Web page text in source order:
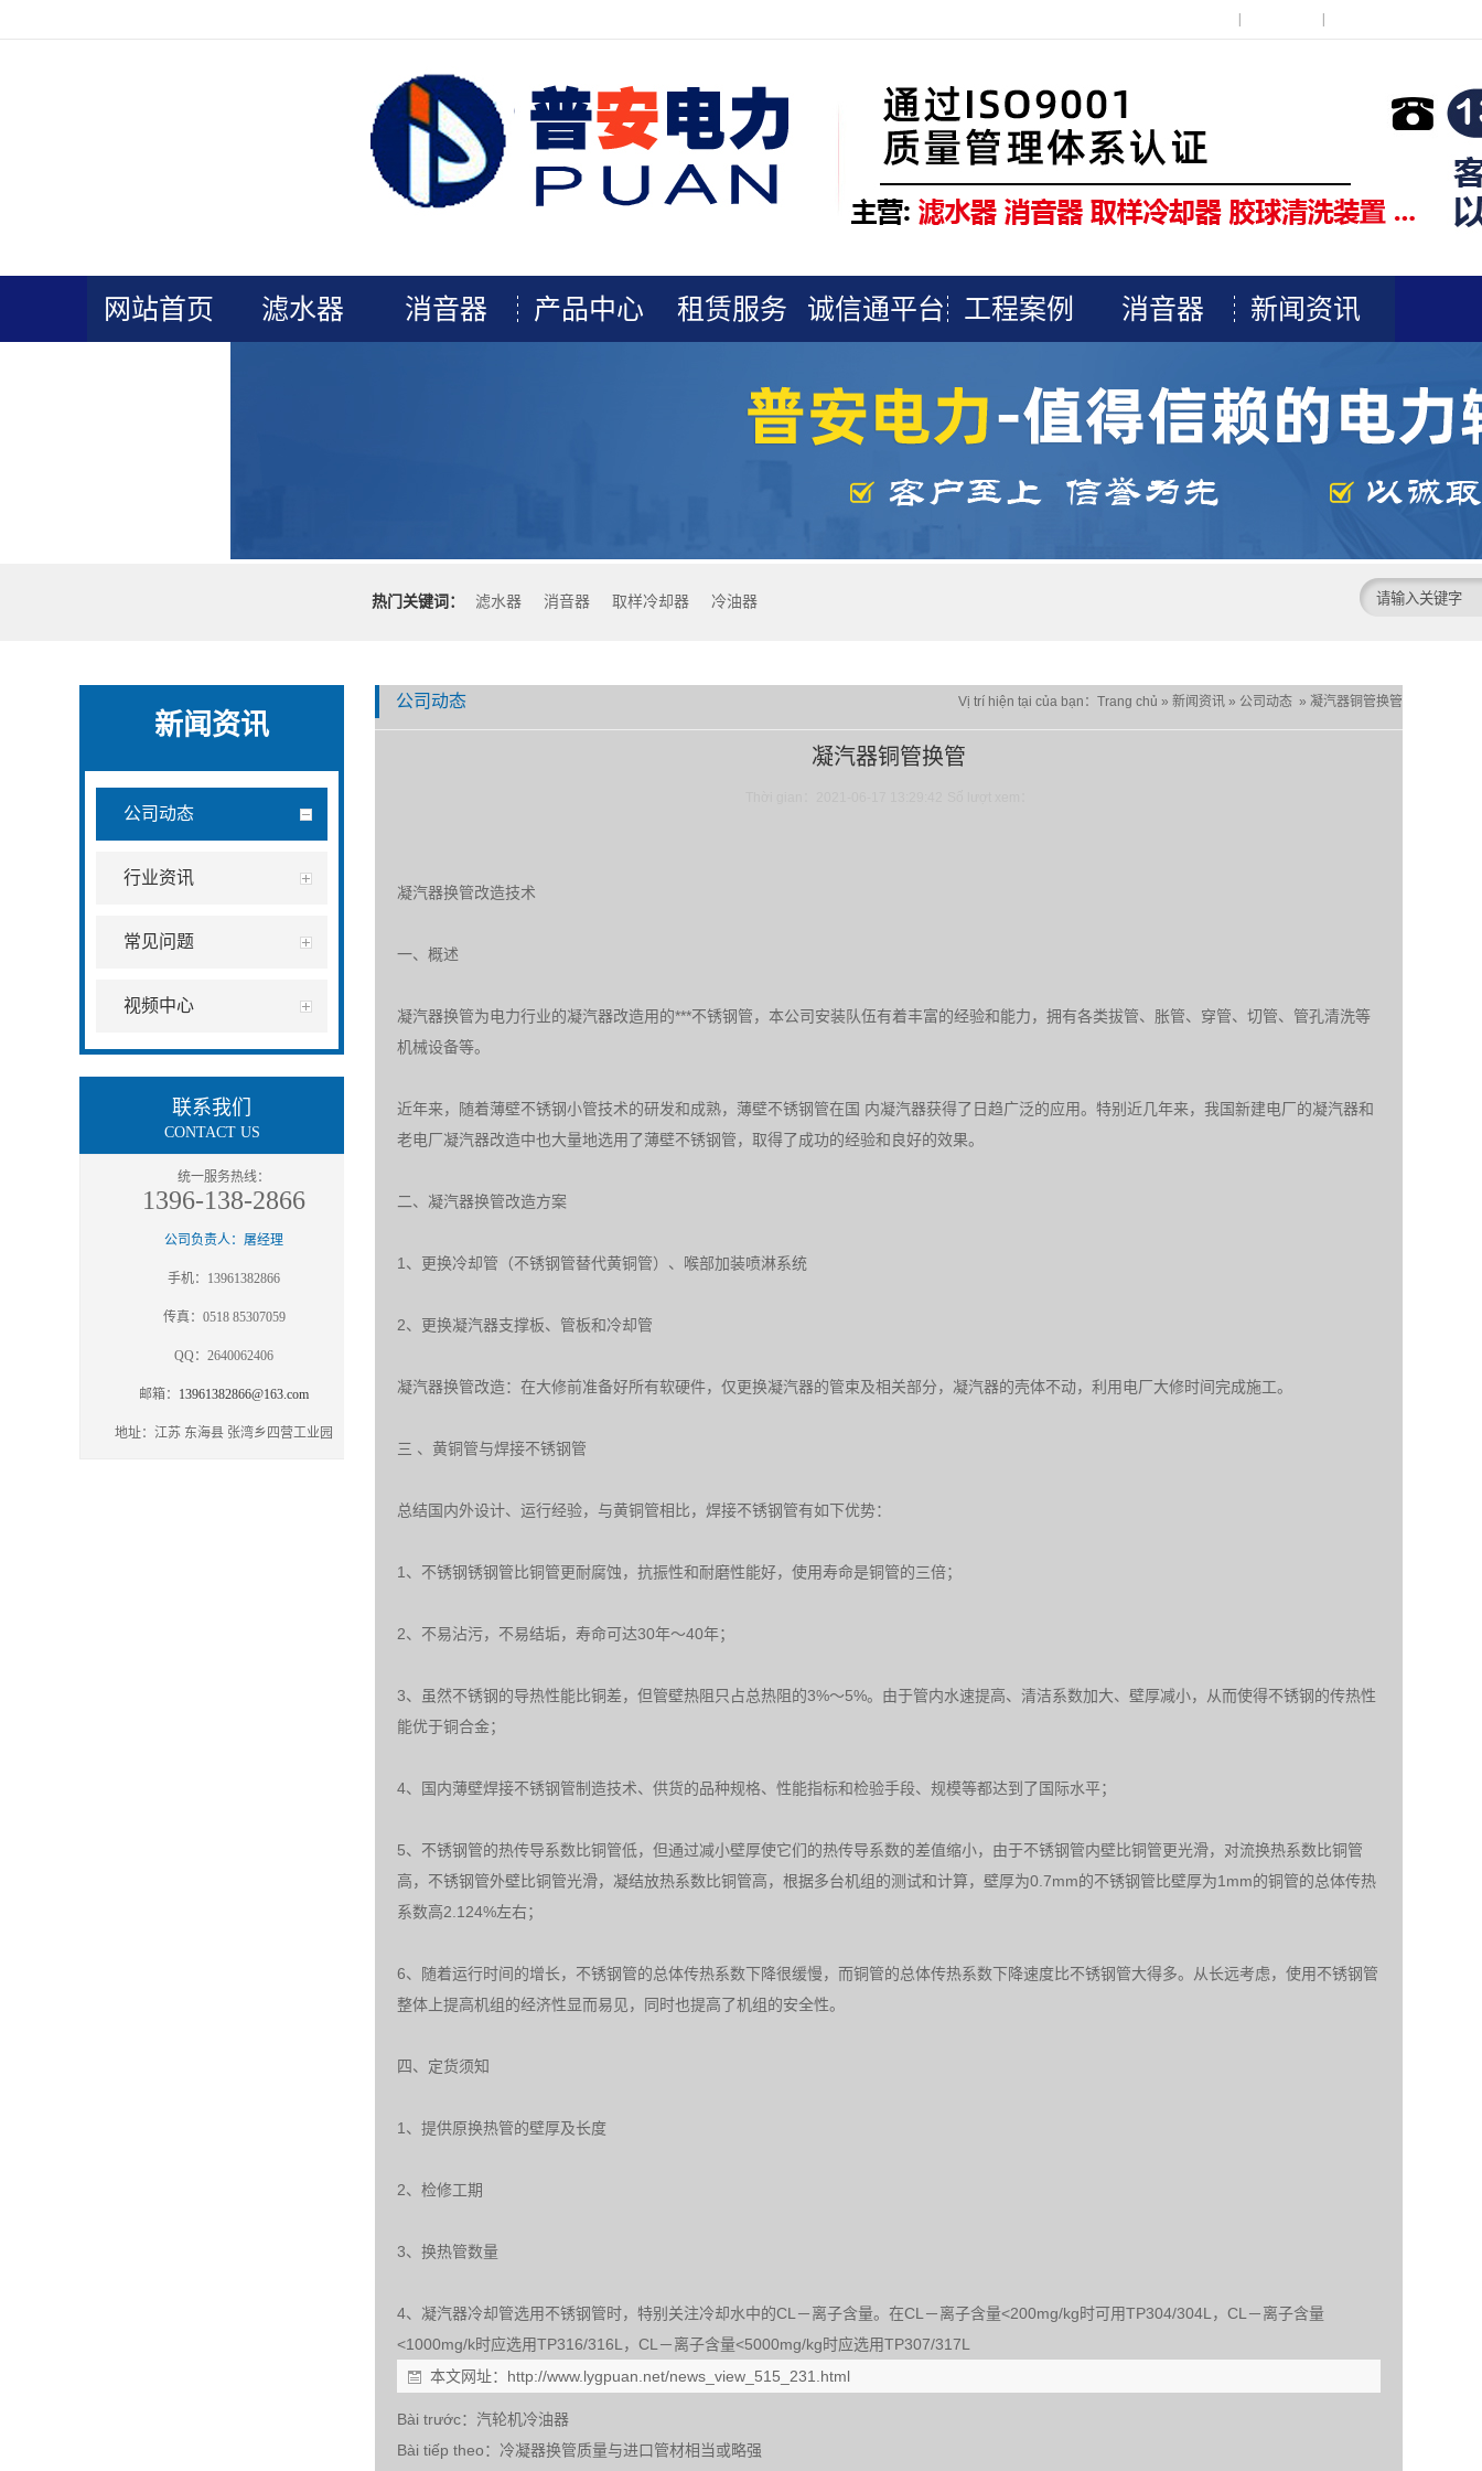
网站首页 滤水器 消音器 产品中心 租赁服务 诚信通平台 工程案例 消音器 新闻资讯
热门关键词： 滤水器 消音器 取样冷却器 冷油器
新闻资讯
公司动态
行业资讯
常见问题
视频中心
联系我们
CONTACT US
统一服务热线：
1396-138-2866
公司负责人：屠经理
手机：13961382866
传真：0518 85307059
QQ：2640062406
邮箱： 13961382866@163.com
地址：江苏 东海县 张湾乡四营工业园
公司动态 Vị trí hiện tại của bạn： Trang chủ » 新闻资讯 » 公司动态 » 凝汽器铜管换管
凝汽器铜管换管
凝汽器换管改造技术
一、概述
凝汽器换管为电力行业的凝汽器改造用的***不锈钢管，本公司安装队伍有着丰富的经验和能力，拥有各类拔管、胀管、穿管、切管、管孔清洗等
机械设备等。
近年来，随着薄壁不锈钢小管技术的研发和成熟，薄壁不锈钢管在国 内凝汽器获得了日趋广泛的应用。特别近几年来，我国新建电厂的凝汽器和
老电厂凝汽器改造中也大量地选用了薄壁不锈钢管，取得了成功的经验和良好的效果。
二、凝汽器换管改造方案
1、更换冷却管（不锈钢管替代黄铜管）、喉部加装喷淋系统
2、更换凝汽器支撑板、管板和冷却管
凝汽器换管改造：在大修前准备好所有软硬件，仅更换凝汽器的管束及相关部分，凝汽器的壳体不动，利用电厂大修时间完成施工。
三 、黄铜管与焊接不锈钢管
总结国内外设计、运行经验，与黄铜管相比，焊接不锈钢管有如下优势：
1、不锈钢锈钢管比铜管更耐腐蚀，抗振性和耐磨性能好，使用寿命是铜管的三倍；
2、不易沾污，不易结垢，寿命可达30年～40年；
3、虽然不锈钢的导热性能比铜差，但管壁热阻只占总热阻的3%～5%。由于管内水速提高、清洁系数加大、壁厚减小，从而使得不锈钢的传热性
能优于铜合金；
4、国内薄壁焊接不锈钢管制造技术、供货的品种规格、性能指标和检验手段、规模等都达到了国际水平；
5、不锈钢管的热传导系数比铜管低，但通过减小壁厚使它们的热传导系数的差值缩小，由于不锈钢管内壁比铜管更光滑，对流换热系数比铜管
高，不锈钢管外壁比铜管光滑，凝结放热系数比铜管高，根据多台机组的测试和计算，壁厚为0.7mm的不锈钢管比壁厚为1mm的铜管的总体传热
系数高2.124%左右；
6、随着运行时间的增长，不锈钢管的总体传热系数下降很缓慢，而铜管的总体传热系数下降速度比不锈钢管大得多。从长远考虑，使用不锈钢管
整体上提高机组的经济性显而易见，同时也提高了机组的安全性。
四、定货须知
1、提供原换热管的壁厚及长度
2、检修工期
3、换热管数量
4、凝汽器冷却管选用不锈钢管时，特别关注冷却水中的CL－离子含量。在CL－离子含量<200mg/kg时可用TP304/304L，CL－离子含量
<1000mg/k时应选用TP316/316L，CL－离子含量<5000mg/kg时应选用TP307/317L
本文网址： http://www.lygpuan.net/news_view_515_231.html
Bài trước： 汽轮机冷油器
Bài tiếp theo： 冷凝器换管质量与进口管材相当或略强